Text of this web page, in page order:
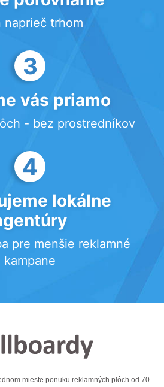
naprieč trhom
3
vás priamo
- bez prostredníkov
4
lokálne
pre menšie reklamné
kampane
mieste ponuku reklamných plôch od 70